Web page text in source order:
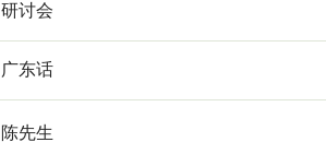
研讨会
广东话
陈先生